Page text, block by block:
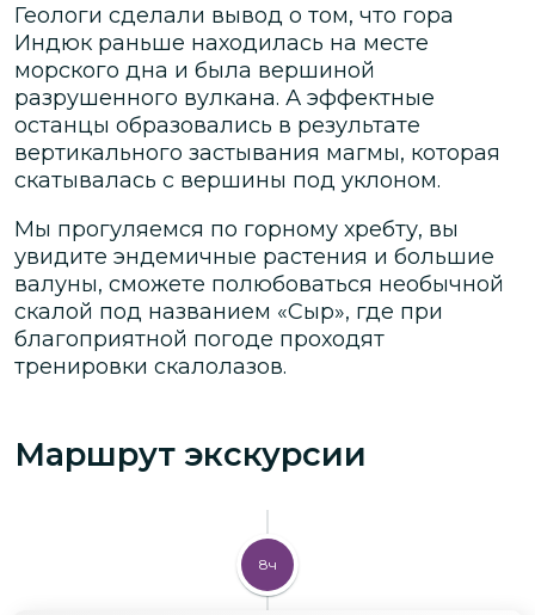
Геологи сделали вывод о том, что гора
Индюк раньше находилась на месте
морского дна и была вершиной
разрушенного вулкана. А эффектные
останцы образовались в результате
вертикального застывания магмы, которая
скатывалась с вершины под уклоном.
Мы прогуляемся по горному хребту, вы
увидите эндемичные растения и большие
валуны, сможете полюбоваться необычной
скалой под названием «Сыр», где при
благоприятной погоде проходят
тренировки скалолазов.
Маршрут экскурсии
8ч